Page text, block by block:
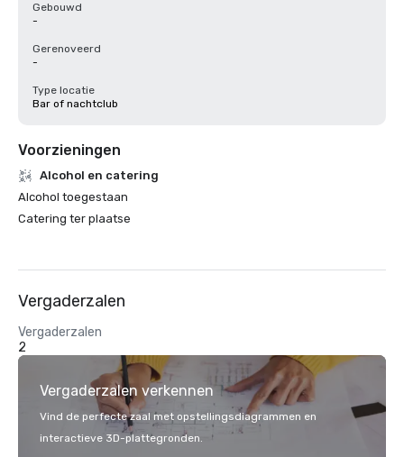
Gebouwd
-
Gerenoveerd
-
Type locatie
Bar of nachtclub
Voorzieningen
Alcohol en catering
Alcohol toegestaan
Catering ter plaatse
Vergaderzalen
Vergaderzalen
2
Vergaderzalen verkennen
Vind de perfecte zaal met opstellingsdiagrammen en
interactieve 3D-plattegronden.